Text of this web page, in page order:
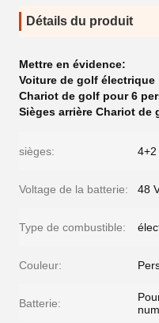
Détails du produit
Mettre en évidence:
Voiture de golf
Chariot de golf pour 6
Sièges arrière Chariot de
sièges: 4+2
Voltage de la batterie: 48
Type de combustible:
Couleur:
Batterie: